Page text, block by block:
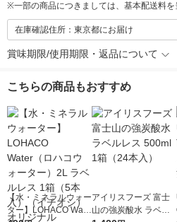
※一部の商品につきましては、基本配送料を
在庫確認住所：東京都にお届け
賞味期限/使用期限・返品について
こちらの商品もおすすめ
【水・ミネラルウォー
ター】LOHACO Wate
アイリスフーズ 富士
山の強炭酸水 ラベル